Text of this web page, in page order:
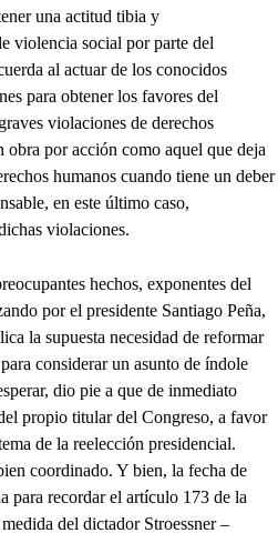
una actitud tibia y
violencia social por parte del
al actuar de los conocidos
para obtener los favores del
violaciones de derechos
obra por acción como aquel que deja
humanos cuando tiene un deber
en este último caso,
violaciones.
hechos, exponentes del
por el presidente Santiago Peña,
la supuesta necesidad de reformar
considerar un asunto de índole
dio pie a que de inmediato
propio titular del Congreso, a favor
de la reelección presidencial.
coordinado. Y bien, la fecha de
para recordar el artículo 173 de la
del dictador Stroessner –